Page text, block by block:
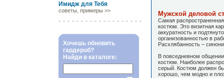
Имидж для Тебя
советы, примеры >>
Хочешь обновить
гардероб?
Найди в каталоге:
Мужской деловой
Самая
костюм. Это визитная
аккуратность и
организованностью в
Расхлябанность –
В повседневном
костюм. Наиболее
серый. Костюм должен
хорошо, чем модно и